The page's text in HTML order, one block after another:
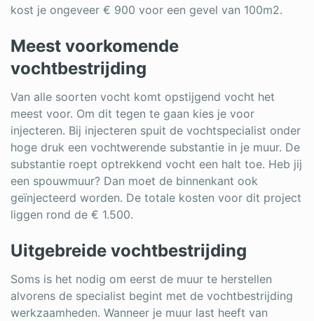
kost je ongeveer € 900 voor een gevel van 100m2.
Meest voorkomende
vochtbestrijding
Van alle soorten vocht komt opstijgend vocht het
meest voor. Om dit tegen te gaan kies je voor
injecteren. Bij injecteren spuit de vochtspecialist onder
hoge druk een vochtwerende substantie in je muur. De
substantie roept optrekkend vocht een halt toe. Heb jij
een spouwmuur? Dan moet de binnenkant ook
geïnjecteerd worden. De totale kosten voor dit project
liggen rond de € 1.500.
Uitgebreide vochtbestrijding
Soms is het nodig om eerst de muur te herstellen
alvorens de specialist begint met de vochtbestrijding
werkzaamheden. Wanneer je muur last heeft van